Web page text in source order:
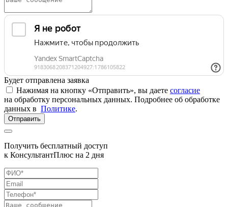
Будет отправлена заявка
Нажимая на кнопку «Отправить», вы даете согласие
на обработку персональных данных. Подробнее об обработке
данных в Политике.
Отправить
Получить бесплатный доступ
к КонсультантПлюс на 2 дня